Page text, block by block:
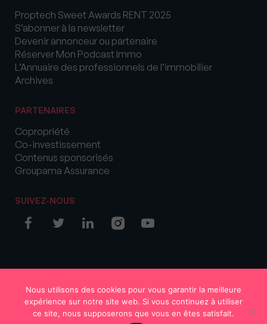
Proptech Sweet Awards RENT 2025
S’abonner à la newsletter
Devenir annonceur ou partenaire
Réserver Mon Podcast Immo
L’Annuaire des professionnels de l’immobilier
Archives
PARTENAIRES
Copropriété
Co-investissement
Contenus sponsorisés
Groupama Assurance
SUIVEZ-NOUS
Nous utilisons des cookies pour vous garantir la meilleure
expérience sur notre site web. Si vous continuez à utiliser
ce site, nous supposerons que vous en êtes satisfait.